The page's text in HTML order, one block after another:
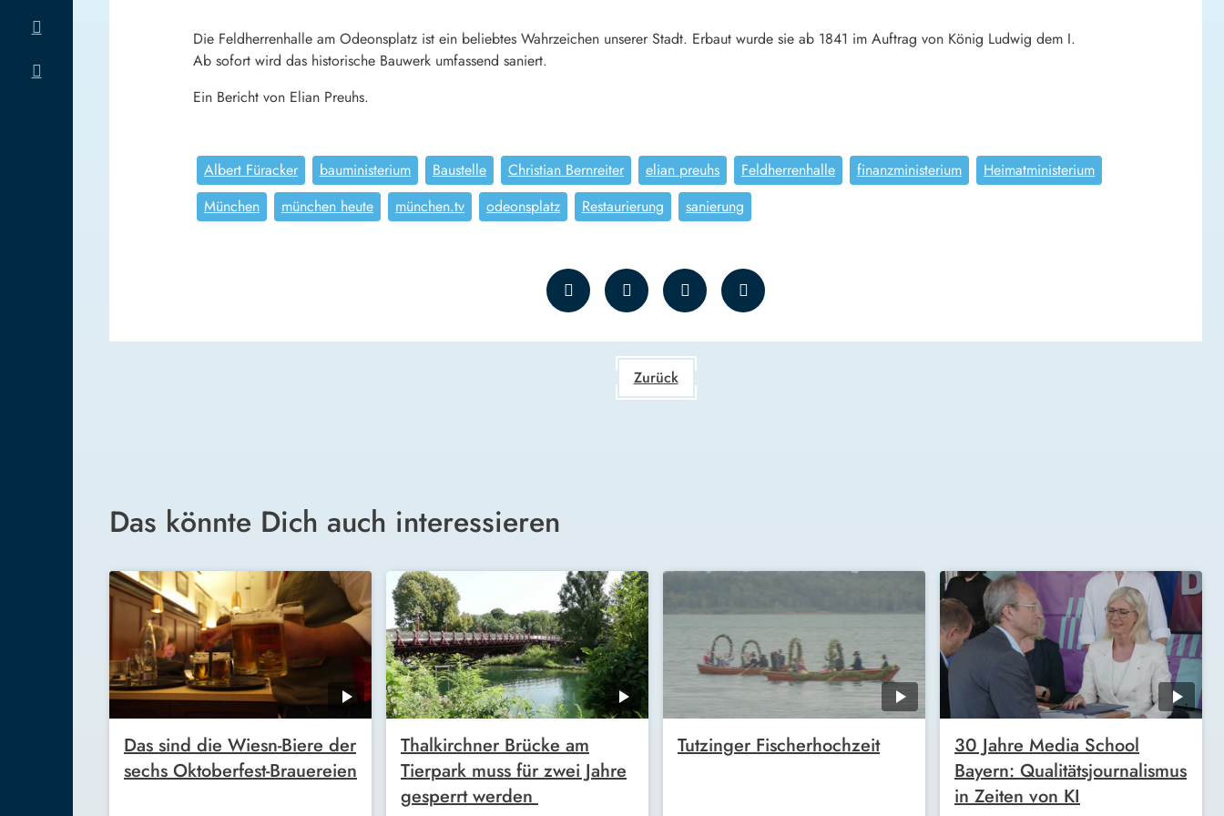
Die Feldherrenhalle am Odeonsplatz ist ein beliebtes Wahrzeichen unserer Stadt. Erbaut wurde sie ab 1841 im Auftrag von König Ludwig dem I.
Ab sofort wird das historische Bauwerk umfassend saniert.
Ein Bericht von Elian Preuhs.
Albert Füracker bauministerium Baustelle Christian Bernreiter elian preuhs Feldherrenhalle finanzministerium
Heimatministerium
München
münchen heute münchen.tv odeonsplatz Restaurierung sanierung
Zurück
Das könnte Dich auch interessieren
Das sind die Wiesn-Biere der
sechs Oktoberfest-Brauereien
Thalkirchner Brücke am
Tierpark muss für zwei Jahre
gesperrt werden
Tutzinger Fischerhochzeit
30 Jahre Media School
Bayern: Qualitätsjournalismus
in Zeiten von KI